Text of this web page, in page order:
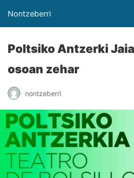
Nontzeberri
Poltsiko Antzerki
osoan zehar
nontzeberri